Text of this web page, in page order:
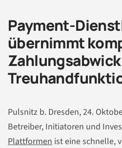
Payment-
übernimmt
Pulsnitz b. Dresden, 24.
Betreiber, Initiatoren und
Plattformen ist eine schnelle,